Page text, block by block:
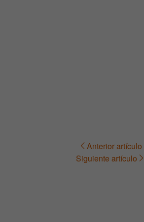
Navegación Anterior artículo
Siguiente artículo